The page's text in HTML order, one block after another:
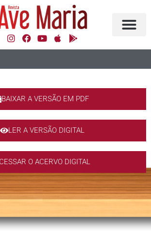
BAIXAR A VERSÃO EM PDF
LER A VERSÃO DIGITAL
O ACERVO DIGITAL